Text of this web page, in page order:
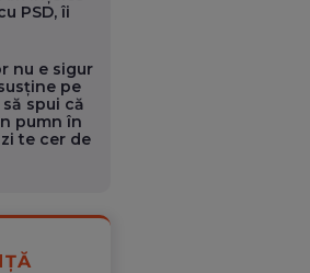
PSD, îi
nu e sigur
pe
spui că
pumn în
te cer de